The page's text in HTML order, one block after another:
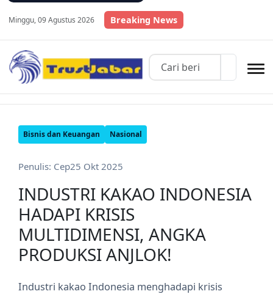
Minggu, 09 Agustus 2026 Breaking News
Bisnis dan Keuangan Nasional
Penulis: Cep25 Okt 2025
INDUSTRI KAKAO INDONESIA
HADAPI KRISIS
MULTIDIMENSI, ANGKA
PRODUKSI ANJLOK!
Industri kakao Indonesia menghadapi krisis